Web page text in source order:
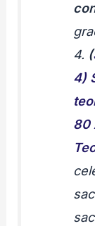
4. (
4)
80